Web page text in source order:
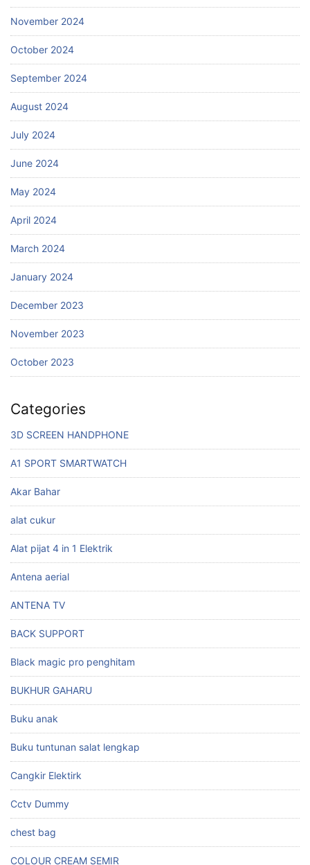
November 2024
October 2024
September 2024
August 2024
July 2024
June 2024
May 2024
April 2024
March 2024
January 2024
December 2023
November 2023
October 2023
Categories
3D SCREEN HANDPHONE
A1 SPORT SMARTWATCH
Akar Bahar
alat cukur
Alat pijat 4 in 1 Elektrik
Antena aerial
ANTENA TV
BACK SUPPORT
Black magic pro penghitam
BUKHUR GAHARU
Buku anak
Buku tuntunan salat lengkap
Cangkir Elektirk
Cctv Dummy
chest bag
COLOUR CREAM SEMIR